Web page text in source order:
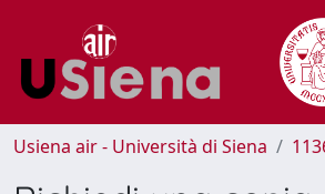
Usiena air - Università di Siena